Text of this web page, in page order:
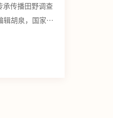
承传播田野调查
辑胡泉，国家艺